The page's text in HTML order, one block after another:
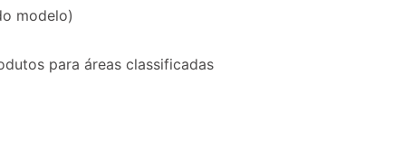
modelo)
para áreas classificadas